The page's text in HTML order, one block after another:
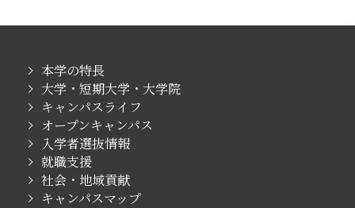
本学の特長
大学・短期大学・大学院
キャンパスライフ
オープンキャンパス
入学者選抜情報
就職支援
社会・地域貢献
キャンパスマップ